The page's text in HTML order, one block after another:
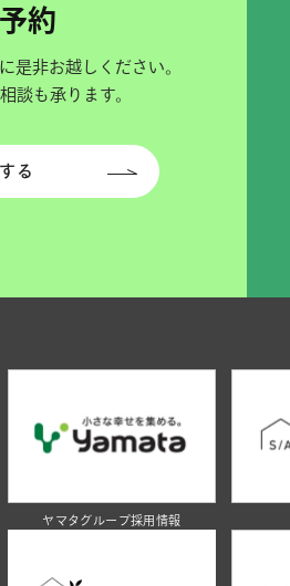
約
是非お越しください。
談も承ります。
る
ヤマタグループ採用情報